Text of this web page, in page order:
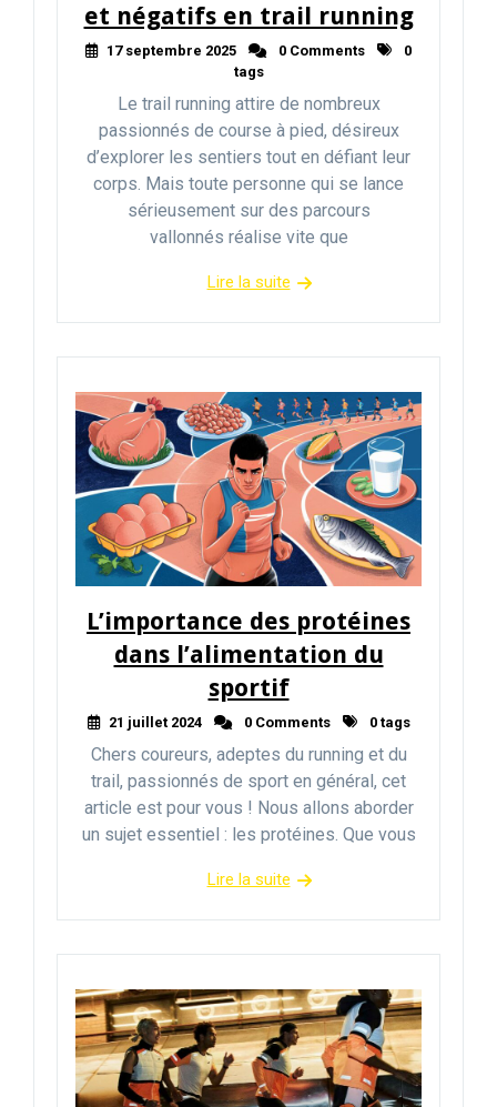
et négatifs en trail running
17 septembre 2025 0 Comments
0
tags
Le trail running attire de nombreux
passionnés de course à pied, désireux
d’explorer les sentiers tout en défiant leur
corps. Mais toute personne qui se lance
sérieusement sur des parcours
vallonnés réalise vite que
Lire la suite
L’importance des protéines
dans l’alimentation du
sportif
21 juillet 2024 0 Comments 0 tags
Chers coureurs, adeptes du running et du
trail, passionnés de sport en général, cet
article est pour vous ! Nous allons aborder
un sujet essentiel : les protéines. Que vous
Lire la suite